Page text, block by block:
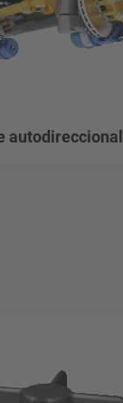
autodireccional